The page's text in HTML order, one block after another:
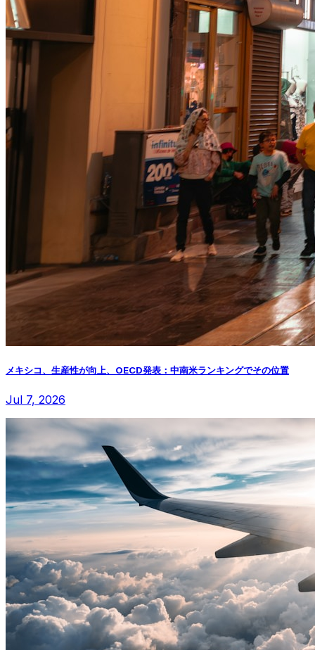
メキシコ、生産性が向上、OECD発表：中南米ランキングでその位置
Jul 7, 2026